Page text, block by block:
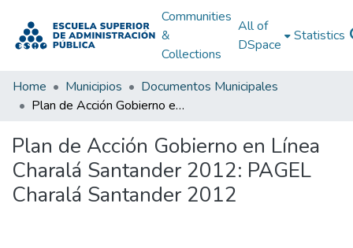
Communities
&
Collections
All of
DSpace
Statistics
Home Municipios
Documentos Municipales
Plan de Acción Gobierno en Línea Charalá Santander 2012: PAGEL Charalá Santander 2012
Plan de Acción Gobierno en Línea
Charalá Santander 2012: PAGEL
Charalá Santander 2012